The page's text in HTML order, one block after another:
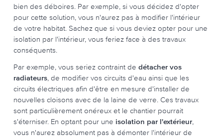
bien des déboires. Par exemple, si vous décidez d'opter
pour cette solution, vous n'aurez pas à modifier l'intérieur
de votre habitat. Sachez que si vous deviez opter pour une
isolation par l'intérieur, vous feriez face à des travaux
conséquents.
Par exemple, vous seriez contraint de détacher vos
radiateurs, de modifier vos circuits d'eau ainsi que les
circuits électriques afin d'être en mesure d'installer de
nouvelles cloisons avec de la laine de verre. Ces travaux
sont particulièrement onéreux et le chantier pourrait
s'éterniser. En optant pour une isolation par l'extérieur,
vous n'aurez absolument pas à démonter l'intérieur de